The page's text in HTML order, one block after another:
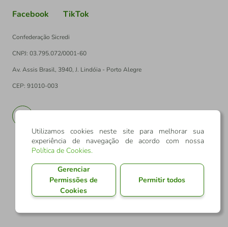
Facebook TikTok
Confederação Sicredi
CNPJ: 03.795.072/0001-60
Av. Assis Brasil, 3940, J. Lindóia - Porto Alegre
CEP: 91010-003
Utilizamos cookies neste site para melhorar sua
experiência de navegação de acordo com nossa
Política de Cookies.
Gerenciar
Permissões de
Cookies
Permitir todos